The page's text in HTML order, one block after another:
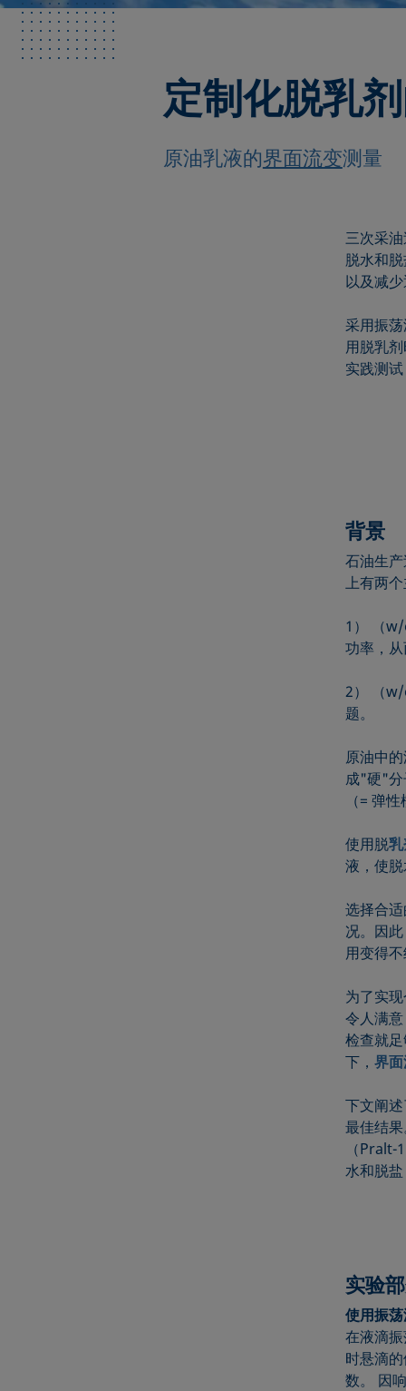
定制化脱乳
原油乳液的界面流变测量
三次采
脱水和
以及减
采用振
用脱乳
实践测
背景
石油生
上有两
1） （
功率，
2） （w/
题。
原油中
成"硬"分
（= 弹
使用脱
液，使
选择合
况。因
用变得
为了实
令人满
检查就
下， 界
下文阐
最佳结
（
水和脱
实验
使用振
在液滴
时悬滴
数。 因